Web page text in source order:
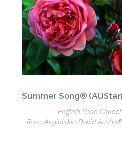
Summer Song®
English Rose
Róże Angielskie David Austin®